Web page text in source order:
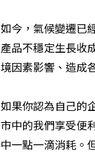
如今，氣候變遷已
產品不穩定生長收
境因素影響、造成
如果你認為自己的
市中的我們享受便
中一點一滴消耗。